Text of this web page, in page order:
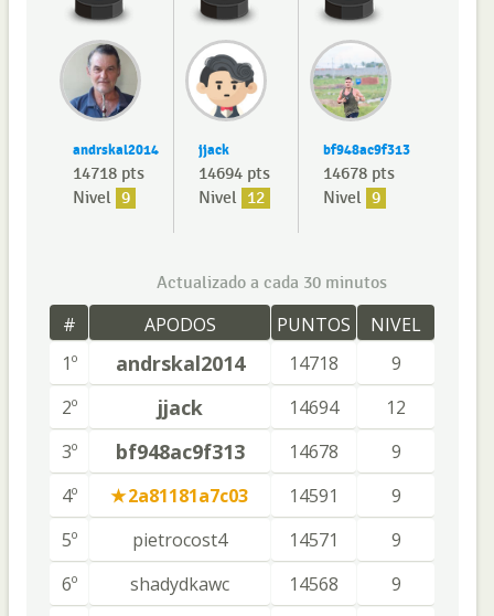
andrskal2014
14718 pts
Nivel 9
jjack
14694 pts
Nivel 12
bf948ac9f313
14678 pts
Nivel 9
Actualizado a cada 30 minutos
# APODOS PUNTOS
NIVEL
1º
andrskal2014 14718
9
2º
jjack 14694
12
3º
bf948ac9f313 14678
9
4º
2a81181a7c03 14591
9
5º
pietrocost4 14571
9
6º
shadydkawc 14568 9